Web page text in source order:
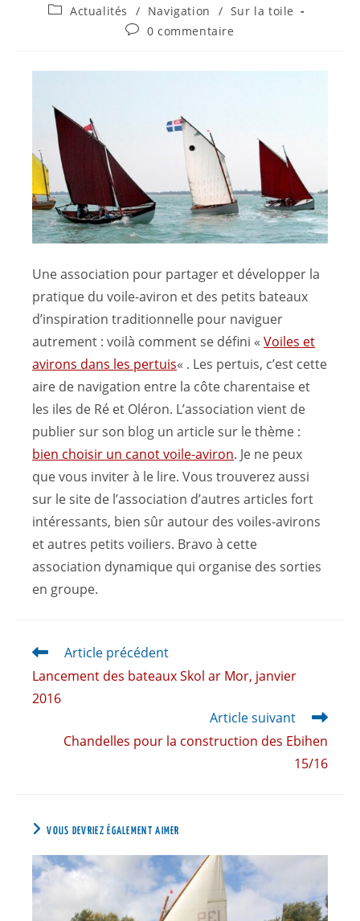
Actualités
/ Navigation / Sur la toile
0 commentaire
Une association pour partager et développer la
pratique du voile-aviron et des petits bateaux
d’inspiration traditionnelle pour naviguer
autrement : voilà comment se défini « Voiles et
avirons dans les pertuis« . Les pertuis, c’est cette
aire de navigation entre la côte charentaise et
les iles de Ré et Oléron. L’association vient de
publier sur son blog un article sur le thème :
bien choisir un canot voile-aviron. Je ne peux
que vous inviter à le lire. Vous trouverez aussi
sur le site de l’association d’autres articles fort
intéressants, bien sûr autour des voiles-avirons
et autres petits voiliers. Bravo à cette
association dynamique qui organise des sorties
en groupe.
Article précédent
Lancement des bateaux Skol ar Mor, janvier
2016
Article suivant
Chandelles pour la construction des Ebihen
15/16
VOUS DEVRIEZ ÉGALEMENT AIMER